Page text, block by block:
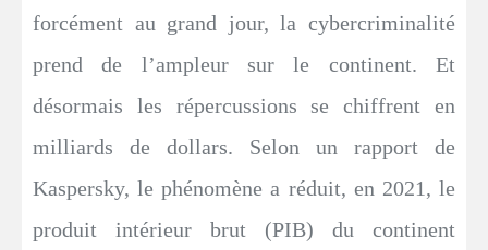
forcément au grand jour, la cybercriminalité
prend de l’ampleur sur le continent. Et
désormais les répercussions se chiffrent en
milliards de dollars. Selon un rapport de
Kaspersky, le phénomène a réduit, en 2021, le
produit intérieur brut (PIB) du continent